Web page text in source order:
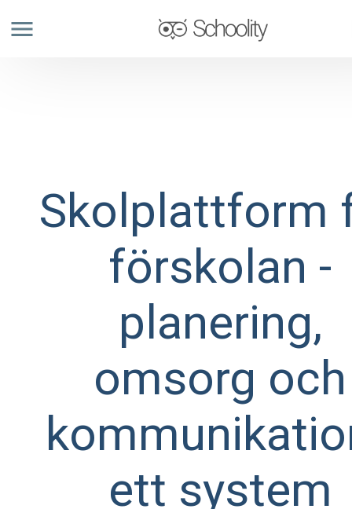
menu
Skolplattform
förskolan -
planering,
omsorg och
ett system